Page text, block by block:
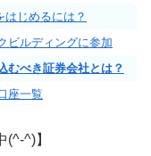
はじめるには？
ビルディングに参加
むべき証券会社とは？
座一覧
^)】